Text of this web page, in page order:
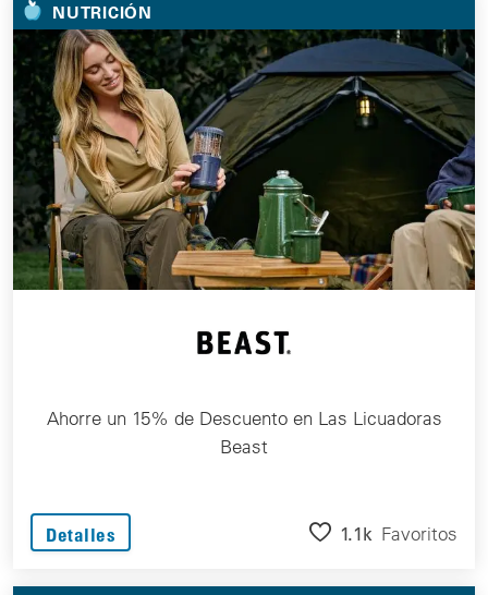
NUTRICIÓN
Ahorre un 15% de Descuento en Las Licuadoras
Beast
Detalles 1.1k Favoritos